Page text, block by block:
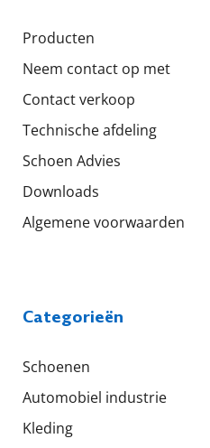
Producten
Neem contact op met
Contact verkoop
Technische afdeling
Schoen Advies
Downloads
Algemene voorwaarden
Categorieën
Schoenen
Automobiel industrie
Kleding